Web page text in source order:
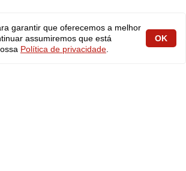
garantir que oferecemos a melhor
assumiremos que está
Política de privacidade
OK